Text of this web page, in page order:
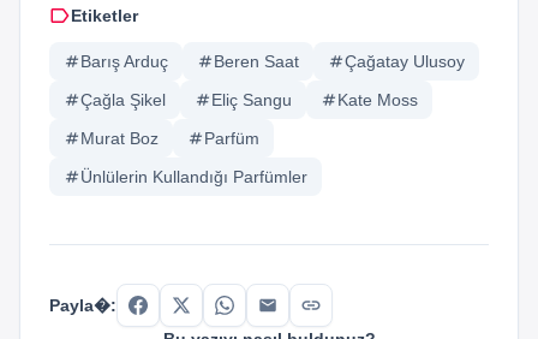
labelEtiketler
tagBarış Arduç tagBeren Saat tagÇağatay Ulusoy
tagÇağla Şikel tagEliç Sangu tagKate Moss
tagMurat Boz tagParfüm
tagÜnlülerin Kullandığı Parfümler
Payla�: link